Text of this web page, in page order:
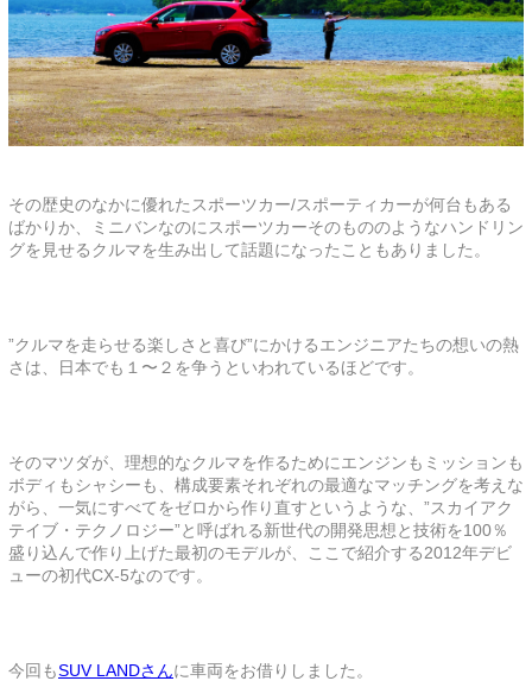
その歴史のなかに優れたスポーツカー/スポーティカーが何台もある
ばかりか、ミニバンなのにスポーツカーそのもののようなハンドリン
グを見せるクルマを生み出して話題になったこともありました。
”クルマを走らせる楽しさと喜び”にかけるエンジニアたちの想いの熱
さは、日本でも１〜２を争うといわれているほどです。
そのマツダが、理想的なクルマを作るためにエンジンもミッションも
ボディもシャシーも、構成要素それぞれの最適なマッチングを考えな
がら、一気にすべてをゼロから作り直すというような、”スカイアク
テイブ・テクノロジー”と呼ばれる新世代の開発思想と技術を100％
盛り込んで作り上げた最初のモデルが、ここで紹介する2012年デビ
ューの初代CX-5なのです。
今回もSUV LANDさんに車両をお借りしました。